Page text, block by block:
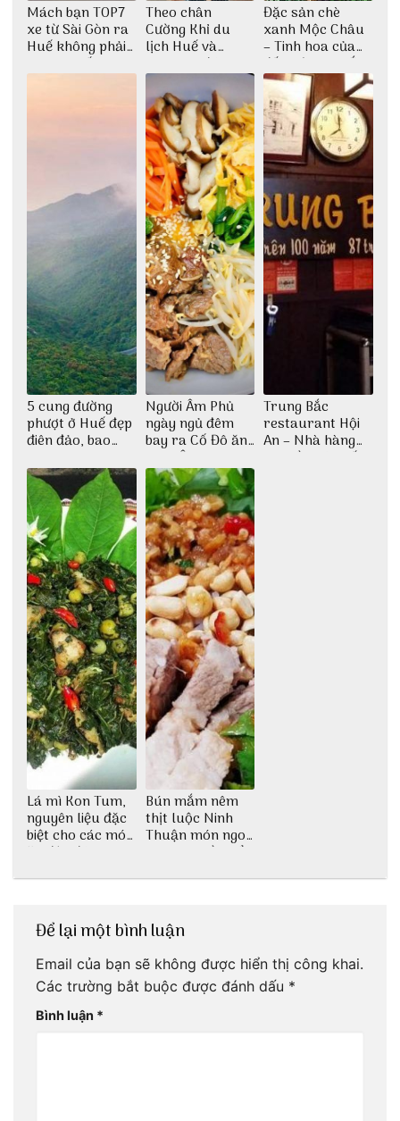
Mách bạn TOP7
xe từ Sài Gòn ra
Huế không phải
ai cũng biết
Theo chân
Cường Khỉ du
lịch Huế và
check-in đúng
những góc chụp
đẹp
Đặc sản chè
xanh Mộc Châu
– Tinh hoa của
đất trời Tây Bắc
5 cung đường
phượt ở Huế đẹp
điên đảo, bao
dịch
Người Âm Phủ
ngày ngủ đêm
bay ra Cố Đô ăn
Cơm Âm Phủ
Huế
Trung Bắc
restaurant Hội
An – Nhà hàng
cao lầu có thiết
Lá mì Kon Tum,
nguyên liệu đặc
biệt cho các món
ăn độc đáo
Bún mắm nêm
thịt luộc Ninh
Thuận món ngon
dân dã miền biển
Để lại một bình luận
Email của bạn sẽ không được hiển thị công khai.
Các trường bắt buộc được đánh dấu *
Bình luận *